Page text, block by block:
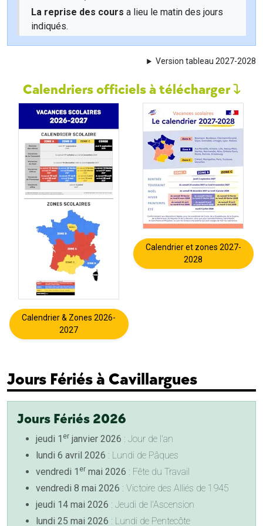
La reprise des cours a lieu le matin des jours
indiqués.
Version tableau 2027-2028
Calendriers officiels à télécharger
Calendrier & Zones 2026-
2027
Calendrier et zones 2027-
2028
Jours Fériés à Cavillargues
Jours Fériés 2026
jeudi 1 er janvier 2026 : Jour de l'an
lundi 6 avril 2026 : Lundi de Pâques
vendredi 1 er mai 2026 : Fête du Travail
vendredi 8 mai 2026 : Victoire des Alliés de 1945
jeudi 14 mai 2026 : Jeudi de l'Ascension
lundi 25 mai 2026 : Lundi de Pentecôte